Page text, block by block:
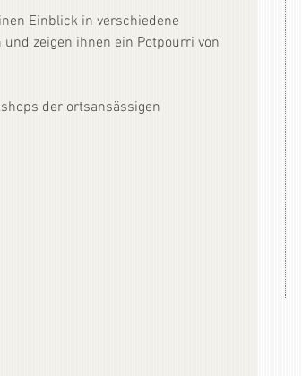
Einblick in verschiedene
zeigen ihnen ein Potpourri von
der ortsansässigen